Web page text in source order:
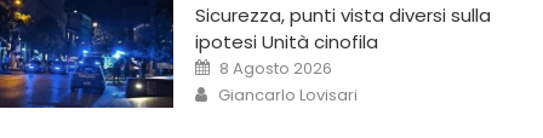
Sicurezza, punti vista diversi sulla
ipotesi Unità cinofila
8 Agosto 2026
Giancarlo Lovisari